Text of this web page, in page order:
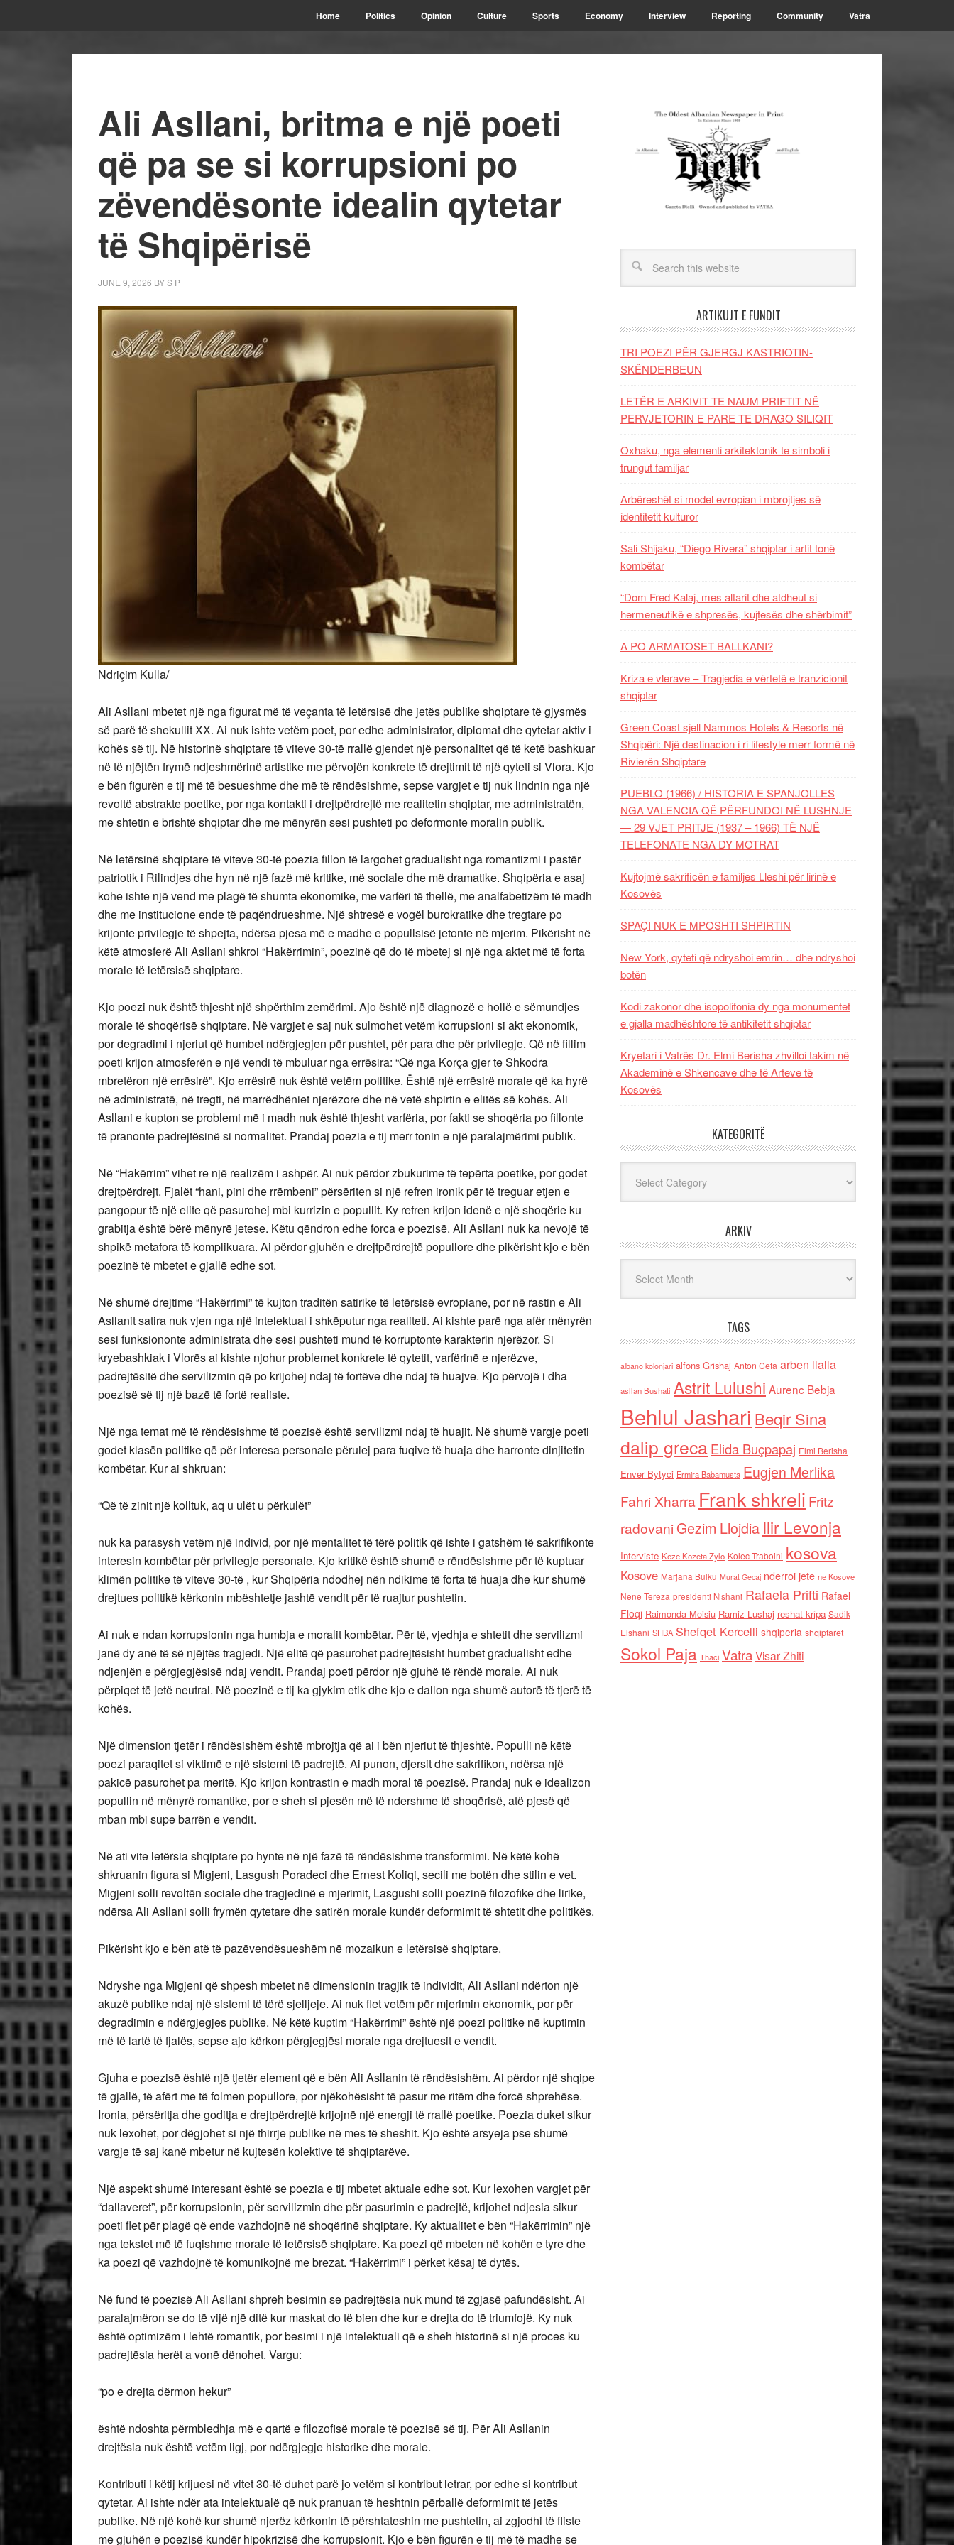
Home Politics Opinion Culture Sports Economy Interview Reporting Community Vatra
Ali Asllani, britma e një poeti
që pa se si korrupsioni po
zëvendësonte idealin qytetar
të Shqipërisë
JUNE 9, 2026 BYS P
Ndriçim Kulla/
Ali Asllani mbetet një nga figurat më të veçanta të letërsisë dhe jetës publike shqiptare të gjysmës
së parë të shekullit XX. Ai nuk ishte vetëm poet, por edhe administrator, diplomat dhe qytetar aktiv i
kohës së tij. Në historinë shqiptare të viteve 30-të rrallë gjendet një personalitet që të ketë bashkuar
në të njëjtën frymë ndjeshmërinë artistike me përvojën konkrete të drejtimit të një qyteti si Vlora. Kjo
e bën figurën e tij më të besueshme dhe më të rëndësishme, sepse vargjet e tij nuk lindnin nga një
revoltë abstrakte poetike, por nga kontakti i drejtpërdrejtë me realitetin shqiptar, me administratën,
me shtetin e brishtë shqiptar dhe me mënyrën sesi pushteti po deformonte moralin publik.
Në letërsinë shqiptare të viteve 30-të poezia fillon të largohet gradualisht nga romantizmi i pastër
patriotik i Rilindjes dhe hyn në një fazë më kritike, më sociale dhe më dramatike. Shqipëria e asaj
kohe ishte një vend me plagë të shumta ekonomike, me varfëri të thellë, me analfabetizëm të madh
dhe me institucione ende të paqëndrueshme. Një shtresë e vogël burokratike dhe tregtare po
krijonte privilegje të shpejta, ndërsa pjesa më e madhe e popullsisë jetonte në mjerim. Pikërisht në
këtë atmosferë Ali Asllani shkroi “Hakërrimin”, poezinë që do të mbetej si një nga aktet më të forta
morale të letërsisë shqiptare.
Kjo poezi nuk është thjesht një shpërthim zemërimi. Ajo është një diagnozë e hollë e sëmundjes
morale të shoqërisë shqiptare. Në vargjet e saj nuk sulmohet vetëm korrupsioni si akt ekonomik,
por degradimi i njeriut që humbet ndërgjegjen për pushtet, për para dhe për privilegje. Që në fillim
poeti krijon atmosferën e një vendi të mbuluar nga errësira: “Që nga Korça gjer te Shkodra
mbretëron një errësirë”. Kjo errësirë nuk është vetëm politike. Është një errësirë morale që ka hyrë
në administratë, në tregti, në marrëdhëniet njerëzore dhe në vetë shpirtin e elitës së kohës. Ali
Asllani e kupton se problemi më i madh nuk është thjesht varfëria, por fakti se shoqëria po fillonte
të pranonte padrejtësinë si normalitet. Prandaj poezia e tij merr tonin e një paralajmërimi publik.
Në “Hakërrim” vihet re një realizëm i ashpër. Ai nuk përdor zbukurime të tepërta poetike, por godet
drejtpërdrejt. Fjalët “hani, pini dhe rrëmbeni” përsëriten si një refren ironik për të treguar etjen e
pangopur të një elite që pasurohej mbi kurrizin e popullit. Ky refren krijon idenë e një shoqërie ku
grabitja është bërë mënyrë jetese. Këtu qëndron edhe forca e poezisë. Ali Asllani nuk ka nevojë të
shpikë metafora të komplikuara. Ai përdor gjuhën e drejtpërdrejtë popullore dhe pikërisht kjo e bën
poezinë të mbetet e gjallë edhe sot.
Në shumë drejtime “Hakërrimi” të kujton traditën satirike të letërsisë evropiane, por në rastin e Ali
Asllanit satira nuk vjen nga një intelektual i shkëputur nga realiteti. Ai kishte parë nga afër mënyrën
sesi funksiononte administrata dhe sesi pushteti mund të korruptonte karakterin njerëzor. Si
kryebashkiak i Vlorës ai kishte njohur problemet konkrete të qytetit, varfërinë e njerëzve,
padrejtësitë dhe servilizmin që po krijohej ndaj të fortëve dhe ndaj të huajve. Kjo përvojë i dha
poezisë së tij një bazë të fortë realiste.
Një nga temat më të rëndësishme të poezisë është servilizmi ndaj të huajit. Në shumë vargje poeti
godet klasën politike që për interesa personale përulej para fuqive të huaja dhe harronte dinjitetin
kombëtar. Kur ai shkruan:
“Që të zinit një kolltuk, aq u ulët u përkulët”
nuk ka parasysh vetëm një individ, por një mentalitet të tërë politik që ishte i gatshëm të sakrifikonte
interesin kombëtar për privilegje personale. Kjo kritikë është shumë e rëndësishme për të kuptuar
klimën politike të viteve 30-të , kur Shqipëria ndodhej nën ndikime të forta të huaja dhe kur shumë
drejtues politikë kërkonin mbështetje jashtë vendit për të ruajtur pushtetin.
Ai nuk e ndan korrupsionin nga humbja e moralit kombëtar. Për të, vjedhja e shtetit dhe servilizmi
janë dy anë të së njëjtës tragjedi. Një elitë që pasurohet padrejtësisht humbet gradualisht edhe
ndjenjën e përgjegjësisë ndaj vendit. Prandaj poeti përdor një gjuhë të rëndë morale. Ai nuk
përpiqet të jetë neutral. Në poezinë e tij ka gjykim etik dhe kjo e dallon nga shumë autorë të tjerë të
kohës.
Një dimension tjetër i rëndësishëm është mbrojtja që ai i bën njeriut të thjeshtë. Populli në këtë
poezi paraqitet si viktimë e një sistemi të padrejtë. Ai punon, djersit dhe sakrifikon, ndërsa një
pakicë pasurohet pa meritë. Kjo krijon kontrastin e madh moral të poezisë. Prandaj nuk e idealizon
popullin në mënyrë romantike, por e sheh si pjesën më të ndershme të shoqërisë, atë pjesë që
mban mbi supe barrën e vendit.
Në ati vite letërsia shqiptare po hynte në një fazë të rëndësishme transformimi. Në këtë kohë
shkruanin figura si Migjeni, Lasgush Poradeci dhe Ernest Koliqi, secili me botën dhe stilin e vet.
Migjeni solli revoltën sociale dhe tragjedinë e mjerimit, Lasgushi solli poezinë filozofike dhe lirike,
ndërsa Ali Asllani solli frymën qytetare dhe satirën morale kundër deformimit të shtetit dhe politikës.
Pikërisht kjo e bën atë të pazëvendësueshëm në mozaikun e letërsisë shqiptare.
Ndryshe nga Migjeni që shpesh mbetet në dimensionin tragjik të individit, Ali Asllani ndërton një
akuzë publike ndaj një sistemi të tërë sjelljeje. Ai nuk flet vetëm për mjerimin ekonomik, por për
degradimin e ndërgjegjes publike. Në këtë kuptim “Hakërrimi” është një poezi politike në kuptimin
më të lartë të fjalës, sepse ajo kërkon përgjegjësi morale nga drejtuesit e vendit.
Gjuha e poezisë është një tjetër element që e bën Ali Asllanin të rëndësishëm. Ai përdor një shqipe
të gjallë, të afërt me të folmen popullore, por njëkohësisht të pasur me ritëm dhe forcë shprehëse.
Ironia, përsëritja dhe goditja e drejtpërdrejtë krijojnë një energji të rrallë poetike. Poezia duket sikur
nuk lexohet, por dëgjohet si një thirrje publike në mes të sheshit. Kjo është arsyeja pse shumë
vargje të saj kanë mbetur në kujtesën kolektive të shqiptarëve.
Një aspekt shumë interesant është se poezia e tij mbetet aktuale edhe sot. Kur lexohen vargjet për
“dallaveret”, për korrupsionin, për servilizmin dhe për pasurimin e padrejtë, krijohet ndjesia sikur
poeti flet për plagë që ende vazhdojnë në shoqërinë shqiptare. Ky aktualitet e bën “Hakërrimin” një
nga tekstet më të fuqishme morale të letërsisë shqiptare. Ka poezi që mbeten në kohën e tyre dhe
ka poezi që vazhdojnë të komunikojnë me brezat. “Hakërrimi” i përket kësaj të dytës.
Në fund të poezisë Ali Asllani shpreh besimin se padrejtësia nuk mund të zgjasë pafundësisht. Ai
paralajmëron se do të vijë një ditë kur maskat do të bien dhe kur e drejta do të triumfojë. Ky nuk
është optimizëm i lehtë romantik, por besimi i një intelektuali që e sheh historinë si një proces ku
padrejtësia herët a vonë dënohet. Vargu:
“po e drejta dërmon hekur”
është ndoshta përmbledhja më e qartë e filozofisë morale të poezisë së tij. Për Ali Asllanin
drejtësia nuk është vetëm ligj, por ndërgjegje historike dhe morale.
Kontributi i këtij krijuesi në vitet 30-të duhet parë jo vetëm si kontribut letrar, por edhe si kontribut
qytetar. Ai ishte ndër ata intelektualë që nuk pranuan të heshtnin përballë deformimit të jetës
publike. Në një kohë kur shumë njerëz kërkonin të përshtateshin me pushtetin, ai zgjodhi të fliste
me gjuhën e poezisë kundër hipokrizisë dhe korrupsionit. Kjo e bën figurën e tij më të madhe se
ARTIKUJT E FUNDIT
TRI POEZI PËR GJERGJ KASTRIOTIN-
SKËNDERBEUN
LETËR E ARKIVIT TE NAUM PRIFTIT NË
PERVJETORIN E PARE TE DRAGO SILIQIT
Oxhaku, nga elementi arkitektonik te simboli i
trungut familjar
Arbëreshët si model evropian i mbrojtjes së
identitetit kulturor
Sali Shijaku, “Diego Rivera” shqiptar i artit tonë
kombëtar
“Dom Fred Kalaj, mes altarit dhe atdheut si
hermeneutikë e shpresës, kujtesës dhe shërbimit”
A PO ARMATOSET BALLKANI?
Kriza e vlerave – Tragjedia e vërtetë e tranzicionit
shqiptar
Green Coast sjell Nammos Hotels & Resorts në
Shqipëri: Një destinacion i ri lifestyle merr formë në
Rivierën Shqiptare
PUEBLO (1966) / HISTORIA E SPANJOLLES
NGA VALENCIA QË PËRFUNDOI NË LUSHNJE
— 29 VJET PRITJE (1937 – 1966) TË NJË
TELEFONATE NGA DY MOTRAT
Kujtojmë sakrificën e familjes Lleshi për lirinë e
Kosovës
SPAÇI NUK E MPOSHTI SHPIRTIN
New York, qyteti që ndryshoi emrin… dhe ndryshoi
botën
Kodi zakonor dhe isopolifonia dy nga monumentet
e gjalla madhështore të antikitetit shqiptar
Kryetari i Vatrës Dr. Elmi Berisha zhvilloi takim në
Akademinë e Shkencave dhe të Arteve të
Kosovës
KATEGORITË
ARKIV
TAGS
albano kolonjari alfons Grishaj Anton Cefa arben llalla
asllan Bushati Astrit Lulushi Aurenc Bebja
Behlul Jashari Beqir Sina
dalip grecaElida Buçpapaj Elmi Berisha
Enver Bytyci Ermira Babamusta Eugjen Merlika
Fahri Xharra Frank shkreli Fritz
radovaniGezim Llojdia Ilir Levonja
Interviste Keze Kozeta Zylo Kolec Traboini kosova
Kosove Marjana Bulku Murat Gecaj nderroi jete ne Kosove
Nene Tereza presidenti Nishani Rafaela Prifti Rafael
Floqi Raimonda Moisiu Ramiz Lushaj reshat kripa Sadik
Elshani SHBA Shefqet Kercelli shqiperia shqiptaret
Sokol Paja Thaci VatraVisar Zhiti